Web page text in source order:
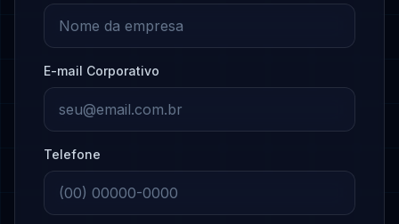
E-mail Corporativo
Telefone